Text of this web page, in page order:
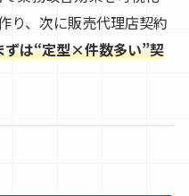
り、次に販売代理店契約
ずは“定型×件数多い”契